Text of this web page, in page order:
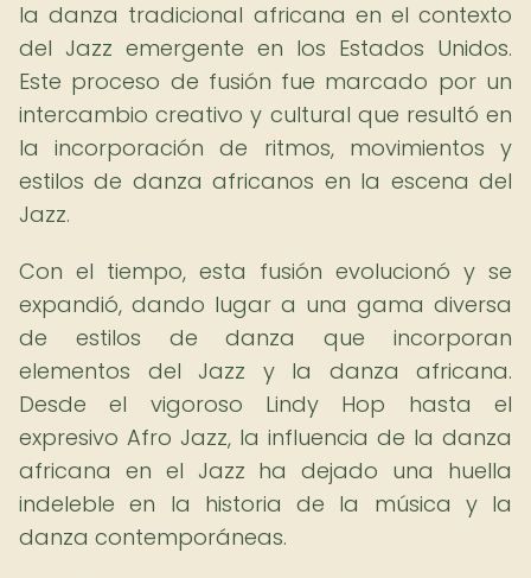
la danza tradicional africana en el contexto
del Jazz emergente en los Estados Unidos.
Este proceso de fusión fue marcado por un
intercambio creativo y cultural que resultó en
la incorporación de ritmos, movimientos y
estilos de danza africanos en la escena del
Jazz.
Con el tiempo, esta fusión evolucionó y se
expandió, dando lugar a una gama diversa
de estilos de danza que incorporan
elementos del Jazz y la danza africana.
Desde el vigoroso Lindy Hop hasta el
expresivo Afro Jazz, la influencia de la danza
africana en el Jazz ha dejado una huella
indeleble en la historia de la música y la
danza contemporáneas.